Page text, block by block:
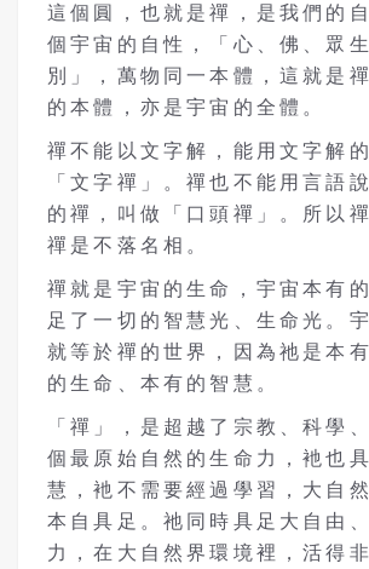
這個圓，也就是禪，是我們的
個宇宙的自性，「心、佛、眾
別」，萬物同一本體，這就是
的本體，亦是宇宙的全體。
禪不能以文字解，能用文字解
「文字禪」。禪也不能用言語
的禪，叫做「口頭禪」。所以
禪是不落名相。
禪就是宇宙的生命，宇宙本有
足了一切的智慧光、生命光。
就等於禪的世界，因為祂是本
的生命、本有的智慧。
「禪」，是超越了宗教、科學
個最原始自然的生命力，衪也
慧，衪不需要經過學習，大自
本自具足。祂同時具足大自由
力，在大自然界環境裡，活得